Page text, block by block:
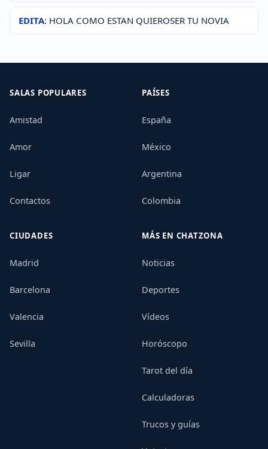
EDITA: HOLA COMO ESTAN QUIEROSER TU NOVIA
SALAS POPULARES
Amistad
Amor
Ligar
Contactos
PAÍSES
España
México
Argentina
Colombia
CIUDADES
Madrid
Barcelona
Valencia
Sevilla
MÁS EN CHATZONA
Noticias
Deportes
Vídeos
Horóscopo
Tarot del día
Calculadoras
Trucos y guías